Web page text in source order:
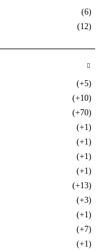
(6)
(12)
(+5)
(+10)
(+70)
(+1)
(+1)
(+1)
(+1)
(+13)
(+3)
(+1)
(+7)
(+1)